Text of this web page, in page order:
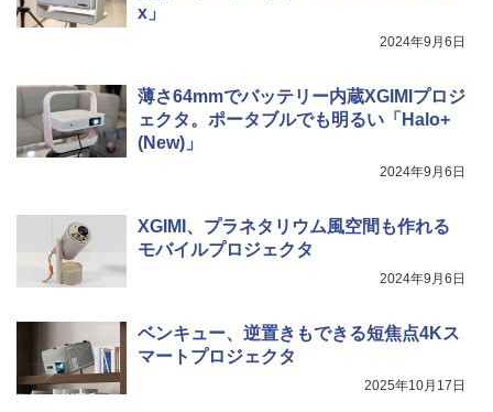
x」
2024年9月6日
薄さ64mmでバッテリー内蔵XGIMIプロジ
ェクタ。ポータブルでも明るい「Halo+
(New)」
2024年9月6日
XGIMI、プラネタリウム風空間も作れる
モバイルプロジェクタ
2024年9月6日
ベンキュー、逆置きもできる短焦点4Kス
マートプロジェクタ
2025年10月17日